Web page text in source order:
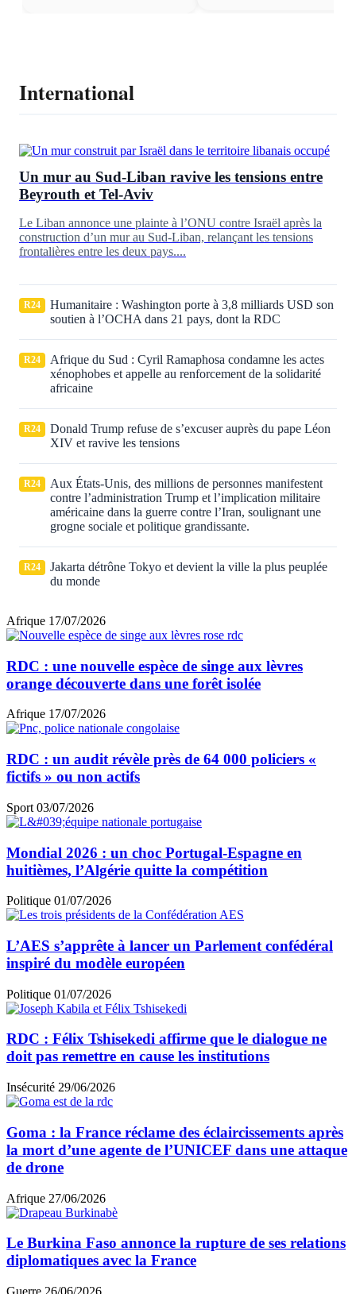
International
Un mur au Sud-Liban ravive les tensions entre
Beyrouth et Tel-Aviv
Le Liban annonce une plainte à l’ONU contre Israël après la
construction d’un mur au Sud-Liban, relançant les tensions
frontalières entre les deux pays....
R24
Humanitaire : Washington porte à 3,8 milliards USD son
soutien à l’OCHA dans 21 pays, dont la RDC
R24
Afrique du Sud : Cyril Ramaphosa condamne les actes
xénophobes et appelle au renforcement de la solidarité
africaine
R24
Donald Trump refuse de s’excuser auprès du pape Léon
XIV et ravive les tensions
R24
Aux États‑Unis, des millions de personnes manifestent
contre l’administration Trump et l’implication militaire
américaine dans la guerre contre l’Iran, soulignant une
grogne sociale et politique grandissante.
R24
Jakarta détrône Tokyo et devient la ville la plus peuplée
du monde
Afrique 17/07/2026
RDC : une nouvelle espèce de singe aux lèvres
orange découverte dans une forêt isolée
Afrique 17/07/2026
RDC : un audit révèle près de 64 000 policiers «
fictifs » ou non actifs
Sport 03/07/2026
Mondial 2026 : un choc Portugal-Espagne en
huitièmes, l’Algérie quitte la compétition
Politique 01/07/2026
L’AES s’apprête à lancer un Parlement confédéral
inspiré du modèle européen
Politique 01/07/2026
RDC : Félix Tshisekedi affirme que le dialogue ne
doit pas remettre en cause les institutions
Insécurité 29/06/2026
Goma : la France réclame des éclaircissements après
la mort d’une agente de l’UNICEF dans une attaque
de drone
Afrique 27/06/2026
Le Burkina Faso annonce la rupture de ses relations
diplomatiques avec la France
Guerre 26/06/2026